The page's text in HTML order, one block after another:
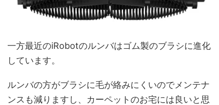
一方最近のiRobotのルンバはゴム製のブラシに進化
しています。
ルンバの方がブラシに毛が絡みにくいのでメンテナ
ンスも減りますし、カーペットのお宅には良いと思